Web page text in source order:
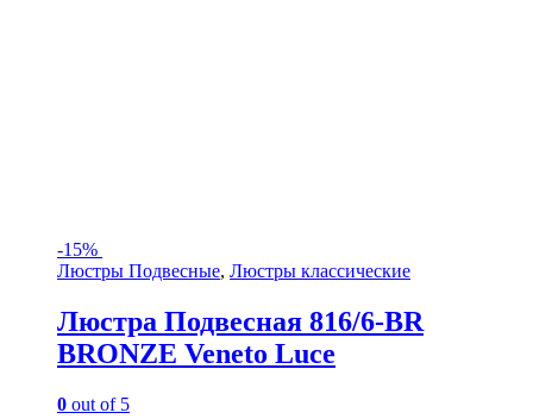
-15%
Люстры Подвесные, Люстры классические
Люстра Подвесная 816/6-BR
BRONZE Veneto Luce
0 out of 5